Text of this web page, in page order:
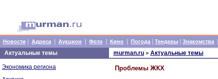
Новости Адреса Аукцион Фото Кино Погода Тендеры Знакомства
Актуальные темы
Экономика региона
murman.ru » Актуальные темы
Проблемы ЖКХ